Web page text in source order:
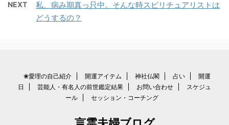
NEXT
私、病み期真っ只中。そんな時スピリチュアリストは
どうするの？
❀愛理の自己紹介 開運アイテム 神社仏閣 占い
開運
日
芸能人・有名人の前世鑑定結果 お問い合わせ
スケジュ
ール
セッション・コーチング